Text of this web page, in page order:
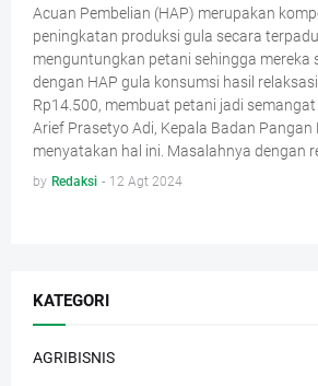
Acuan Pembelian (HAP) merupakan
peningkatan produksi gula secara
menguntungkan petani sehingga mereka
dengan HAP gula konsumsi hasil
Rp14.500, membuat petani jadi semangat
Arief Prasetyo Adi, Kepala Badan Pangan
menyatakan hal ini. Masalahnya dengan
by Redaksi - 12 Agt 2024
KATEGORI
AGRIBISNIS